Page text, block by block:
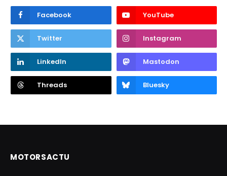
Facebook YouTube
Twitter Instagram
LinkedIn Mastodon
Threads Bluesky
MOTORSACTU